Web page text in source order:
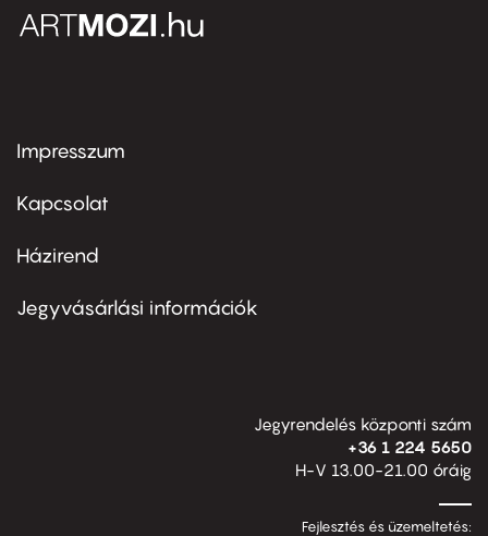
Footer
first
Impresszum
Kapcsolat
Footer
second
Házirend
Jegyvásárlási információk
Jegyrendelés központi szám
+36 1 224 5650
H-V 13.00-21.00 óráig
Fejlesztés és üzemeltetés: